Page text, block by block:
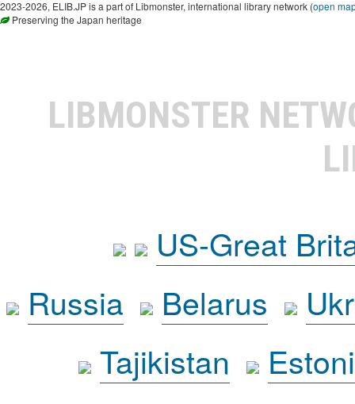
2023-2026, ELIB.JP is a part of Libmonster, international library network (open
Preserving the Japan heritage
LIBMONSTER
US-Great
Russia
Belarus
Tajikistan